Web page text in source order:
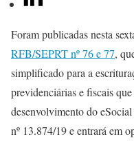
Foram publicadas nesta
RFB/SEPRT nº 76 e 77,
simplificado para a
previdenciárias e fiscais
desenvolvimento do
nº 13.874/19 e entrará em